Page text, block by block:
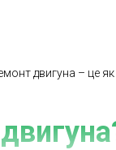
двигуна – це